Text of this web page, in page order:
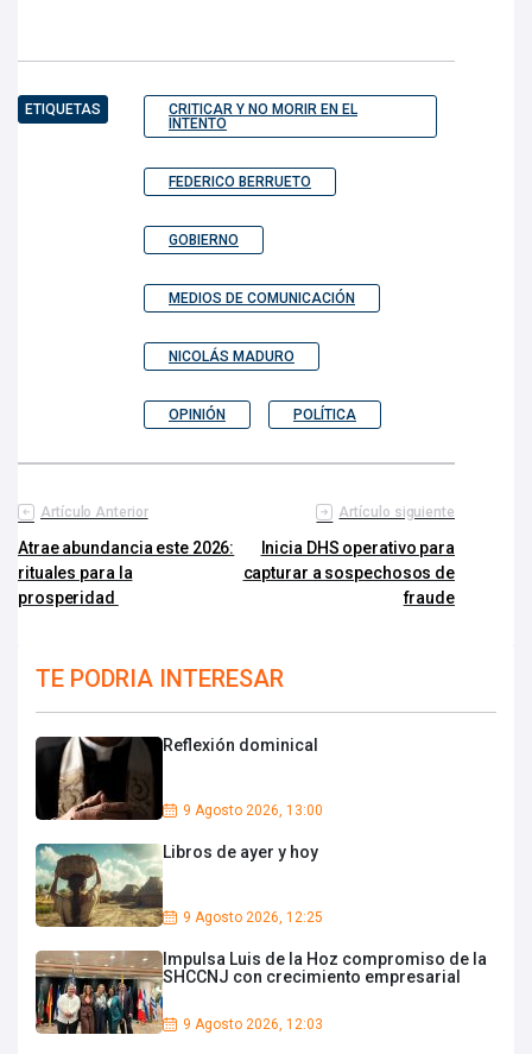
ETIQUETAS
CRITICAR Y NO MORIR EN EL
INTENTO
FEDERICO BERRUETO
GOBIERNO
MEDIOS DE COMUNICACIÓN
NICOLÁS MADURO
OPINIÓN POLÍTICA
Artículo Anterior
Atrae abundancia este 2026:
rituales para la
prosperidad
Artículo siguiente
Inicia DHS operativo para
capturar a sospechosos de
fraude
TE PODRIA INTERESAR
Reflexión dominical
9 Agosto 2026, 13:00
Libros de ayer y hoy
9 Agosto 2026, 12:25
Impulsa Luis de la Hoz compromiso de la
SHCCNJ con crecimiento empresarial
9 Agosto 2026, 12:03